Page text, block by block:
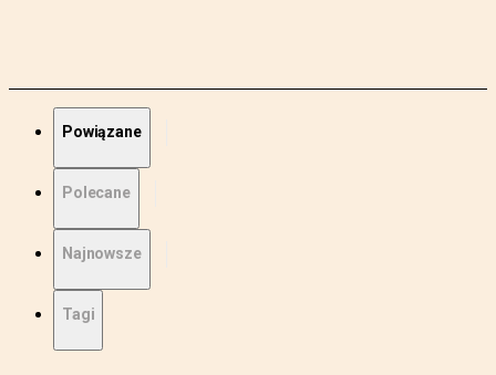
Powiązane
Polecane
Najnowsze
Tagi